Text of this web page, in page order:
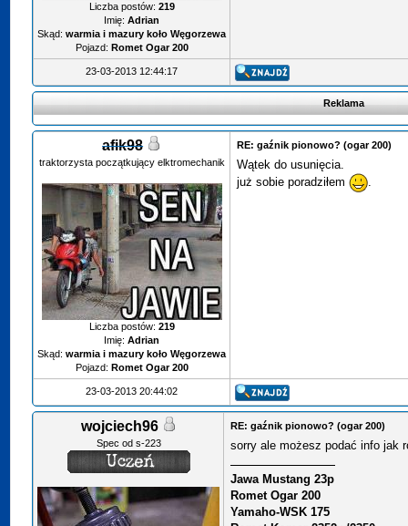
Liczba postów: 219
Imię: Adrian
Skąd: warmia i mazury koło Węgorzewa
Pojazd: Romet Ogar 200
23-03-2013 12:44:17
Reklama
afik98
traktorzysta początkujący elktromechanik
Liczba postów: 219
Imię: Adrian
Skąd: warmia i mazury koło Węgorzewa
Pojazd: Romet Ogar 200
RE: gaźnik pionowo? (ogar 200)
Wątek do usunięcia.
już sobie poradziłem
.
23-03-2013 20:44:02
wojciech96
Spec od s-223
RE: gaźnik pionowo? (ogar 200)
sorry ale możesz podać info jak
Jawa Mustang 23p
Romet Ogar 200
Yamaho-WSK 175